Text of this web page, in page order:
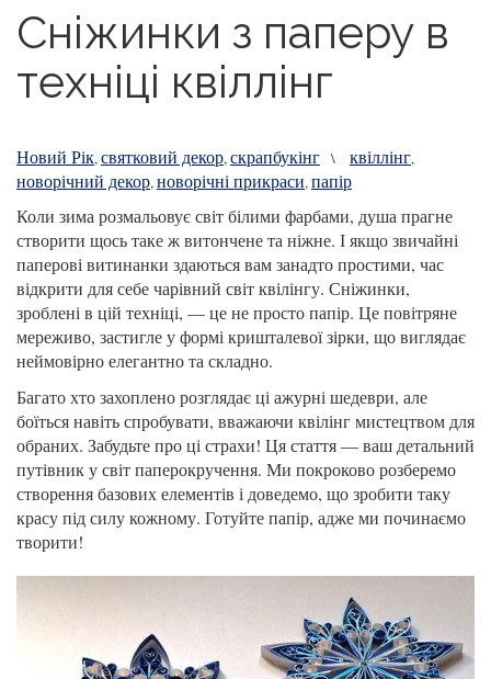
Сніжинки з паперу в
техніці квіллінг
Новий Рік,святковий декор,скрапбукінг \ квіллінг,
новорічний декор,новорічні прикраси,папір
Коли зима розмальовує світ білими фарбами, душа прагне
створити щось таке ж витончене та ніжне. І якщо звичайні
паперові витинанки здаються вам занадто простими, час
відкрити для себе чарівний світ квілінгу. Сніжинки,
зроблені в цій техніці, — це не просто папір. Це повітряне
мереживо, застигле у формі кришталевої зірки, що виглядає
неймовірно елегантно та складно.
Багато хто захоплено розглядає ці ажурні шедеври, але
боїться навіть спробувати, вважаючи квілінг мистецтвом для
обраних. Забудьте про ці страхи! Ця стаття — ваш детальний
путівник у світ паперокручення. Ми покроково розберемо
створення базових елементів і доведемо, що зробити таку
красу під силу кожному. Готуйте папір, адже ми починаємо
творити!